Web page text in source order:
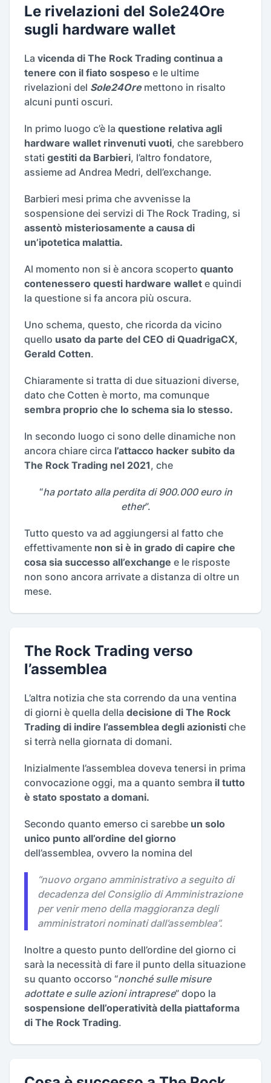
Le rivelazioni del Sole24Ore
sugli hardware wallet
La vicenda di The Rock Trading continua a
tenere con il fiato sospeso e le ultime
rivelazioni del Sole24Oremettono in risalto
alcuni punti oscuri.
In primo luogo c’è la questione relativa agli
hardware wallet rinvenuti vuoti, che sarebbero
stati gestiti da Barbieri, l’altro fondatore,
assieme ad Andrea Medri, dell’exchange.
Barbieri mesi prima che avvenisse la
sospensione dei servizi di The Rock Trading, si
assentò misteriosamente a causa di
un’ipotetica malattia.
Al momento non si è ancora scoperto quanto
contenessero questi hardware wallet e quindi
la questione si fa ancora più oscura.
Uno schema, questo, che ricorda da vicino
quello usato da parte del CEO di QuadrigaCX,
Gerald Cotten.
Chiaramente si tratta di due situazioni diverse,
dato che Cotten è morto, ma comunque
sembra proprio che lo schema sia lo stesso.
In secondo luogo ci sono delle dinamiche non
ancora chiare circa l’attacco hacker subito da
The Rock Trading nel 2021, che
“ha portato alla perdita di 900.000 euro in
ether”.
Tutto questo va ad aggiungersi al fatto che
effettivamente non si è in grado di capire che
cosa sia successo all’exchange e le risposte
non sono ancora arrivate a distanza di oltre un
mese.
The Rock Trading verso
l’assemblea
L’altra notizia che sta correndo da una ventina
di giorni è quella della decisione di The Rock
Trading di indire l’assemblea degli azionisti che
si terrà nella giornata di domani.
Inizialmente l’assemblea doveva tenersi in prima
convocazione oggi, ma a quanto sembra il tutto
è stato spostato a domani.
Secondo quanto emerso ci sarebbe un solo
unico punto all’ordine del giorno
dell’assemblea, ovvero la nomina del
“nuovo organo amministrativo a seguito di
decadenza del Consiglio di Amministrazione
per venir meno della maggioranza degli
amministratori nominati dall’assemblea”.
Inoltre a questo punto dell’ordine del giorno ci
sarà la necessità di fare il punto della situazione
su quanto occorso “nonché sulle misure
adottate e sulle azioni intraprese” dopo la
sospensione dell’operatività della piattaforma
di The Rock Trading.